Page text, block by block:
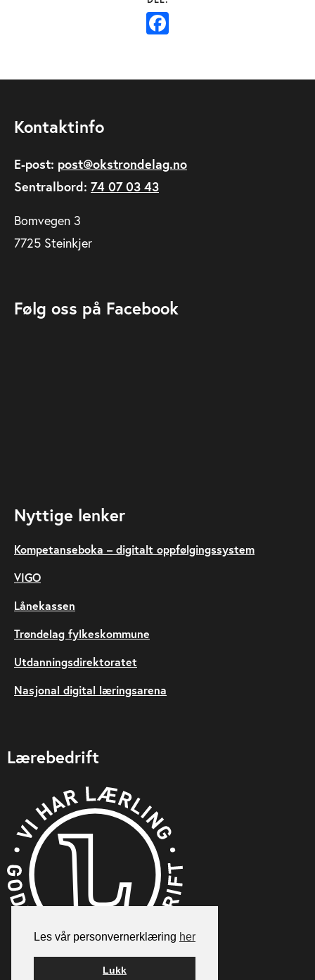
Les vår personvernerklæring her
Lukk
Kontaktinfo
E-post: post@okstrondelag.no
Sentralbord: 74 07 03 43
Bomvegen 3
7725 Steinkjer
Følg oss på Facebook
Nyttige lenker
Kompetanseboka – digitalt oppfølgingssystem
VIGO
Lånekassen
Trøndelag fylkeskommune
Utdanningsdirektoratet
Nasjonal digital læringsarena
Lærebedrift